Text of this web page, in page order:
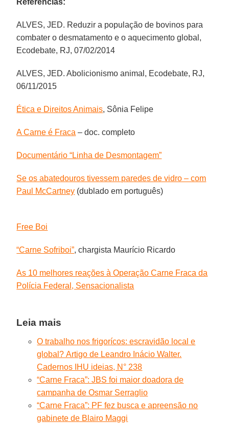
ALVES, JED. Reduzir a população de bovinos para
combater o desmatamento e o aquecimento global,
Ecodebate, RJ, 07/02/2014
ALVES, JED. Abolicionismo animal, Ecodebate, RJ,
06/11/2015
Ética e Direitos Animais, Sônia Felipe
A Carne é Fraca – doc. completo
Documentário “Linha de Desmontagem”
Se os abatedouros tivessem paredes de vidro – com
Paul McCartney (dublado em português)
Free Boi
“Carne Sofriboi”, chargista Maurício Ricardo
As 10 melhores reações à Operação Carne Fraca da
Polícia Federal, Sensacionalista
Leia mais
O trabalho nos frigorícos: escravidão local e
global? Artigo de Leandro Inácio Walter.
Cadernos IHU ideias, N° 238
“Carne Fraca”: JBS foi maior doadora de
campanha de Osmar Serraglio
“Carne Fraca”: PF fez busca e apreensão no
gabinete de Blairo Maggi